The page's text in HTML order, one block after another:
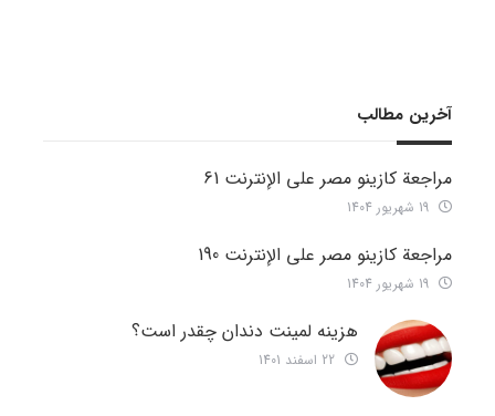
آخرین مطالب
مراجعة كازينو مصر على الإنترنت 61
مراجعة كازينو مصر على الإنترنت 190
هزینه لمینت دندان چقدر است؟